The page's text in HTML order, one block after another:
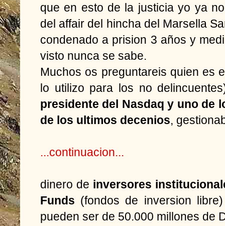
que en esto de la justicia yo ya
del affair del hincha del Marsella
condenado a prision 3 años y
visto nunca se sabe.
Muchos os preguntareis quien es
lo utilizo para los no
presidente del Nasdaq y uno de
de los ultimos decenios,
...continuacion...
dinero de inversores
Funds (fondos de inversion
pueden ser de 50.000 millones de